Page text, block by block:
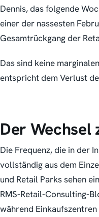
Dennis, das folgende
einer der nassesten
Gesamtrückgang der
Das sind keine
entspricht dem Verlust
Der Wechsel
Die Frequenz, die in der
vollständig aus dem
und Retail Parks sehen
RMS-Retail-Consulting-
während